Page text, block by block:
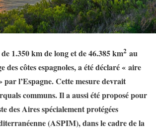
1.350 km de long et de 46.385 km2 au
des côtes espagnoles, a été déclaré « aire
par l’Espagne. Cette mesure devrait
communs. Il a aussi été proposé pour
des Aires spécialement protégées
(ASPIM), dans le cadre de la